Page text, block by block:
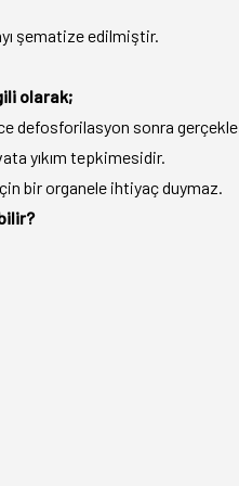
şematize edilmiştir.
olarak;
defosforilasyon sonra
yıkım tepkimesidir.
bir organele ihtiyaç duymaz.